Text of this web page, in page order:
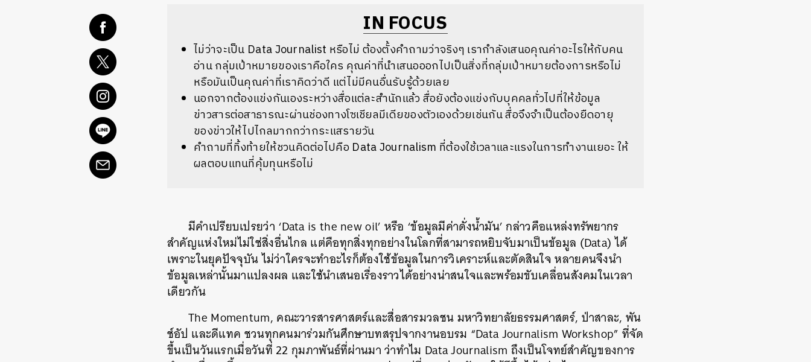
IN FOCUS
ไม่ว่าจะเป็น Data Journalist หรือไม่ ต้องตั้งคำถามว่าจริงๆ เรากำลังเสนอคุณค่าอะไรให้กับคน
อ่าน กลุ่มเป้าหมายของเราคือใคร คุณค่าที่นำเสนอออกไปเป็นสิ่งที่กลุ่มเป้าหมายต้องการหรือไม่
หรือมันเป็นคุณค่าที่เราคิดว่าดี แต่ไม่มีคนอื่นรับรู้ด้วยเลย
นอกจากต้องแข่งกันเองระหว่างสื่อแต่ละสำนักแล้ว สื่อยังต้องแข่งกับบุคคลทั่วไปที่ให้ข้อมูล
ข่าวสารต่อสาธารณะผ่านช่องทางโซเชียลมีเดียของตัวเองด้วยเช่นกัน สื่อจึงจำเป็นต้องยืดอายุ
ของข่าวให้ไปไกลมากกว่ากระแสรายวัน
คำถามที่ทิ้งท้ายให้ชวนคิดต่อไปคือ Data Journalism ที่ต้องใช้เวลาและแรงในการทำงานเยอะ ให้
ผลตอบแทนที่คุ้มทุนหรือไม่
มีคำเปรียบเปรยว่า ‘Data is the new oil’ หรือ ‘ข้อมูลมีค่าดั่งน้ำมัน’ กล่าวคือแหล่งทรัพยากร
สำคัญแห่งใหม่ไม่ใช่สิ่งอื่นไกล แต่คือทุกสิ่งทุกอย่างในโลกที่สามารถหยิบจับมาเป็นข้อมูล (Data) ได้
เพราะในยุคปัจจุบัน ไม่ว่าใครจะทำอะไรก็ต้องใช้ข้อมูลในการวิเคราะห์และตัดสินใจ หลายคนจึงนำ
ข้อมูลเหล่านั้นมาแปลงผล และใช้นำเสนอเรื่องราวได้อย่างน่าสนใจและพร้อมขับเคลื่อนสังคมในเวลา
เดียวกัน
The Momentum, คณะวารสารศาสตร์และสื่อสารมวลชน มหาวิทยาลัยธรรมศาสตร์, ป่าสาละ, พัน
ช์อัป และดีแทค ชวนทุกคนมาร่วมกันศึกษาบทสรุปจากงานอบรม “Data Journalism Workshop” ที่จัด
ขึ้นเป็นวันแรกเมื่อวันที่ 22 กุมภาพันธ์ที่ผ่านมา ว่าทำไม Data Journalism ถึงเป็นโจทย์สำคัญของการ